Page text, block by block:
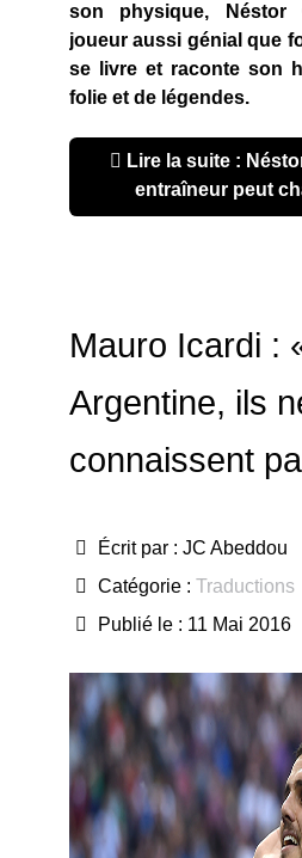
son physique, Néstor
joueur aussi génial que
se livre et raconte son
folie et de légendes.
Lire la suite :
entraîneur peut
Mauro Icardi :
Argentine, ils
connaissent
Écrit par : JC Abeddou
Catégorie : Traductions
Publié le : 11 Mai 2016